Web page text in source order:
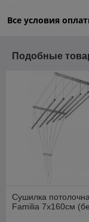
Все условия
Подобные
Сушилка
Familia 7х160см